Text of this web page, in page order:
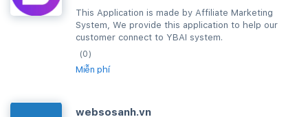
This Application is made by Affiliate Marketing
System, We provide this application to help our
customer connect to YBAI system.
(0)
Miễn phí
websosanh.vn